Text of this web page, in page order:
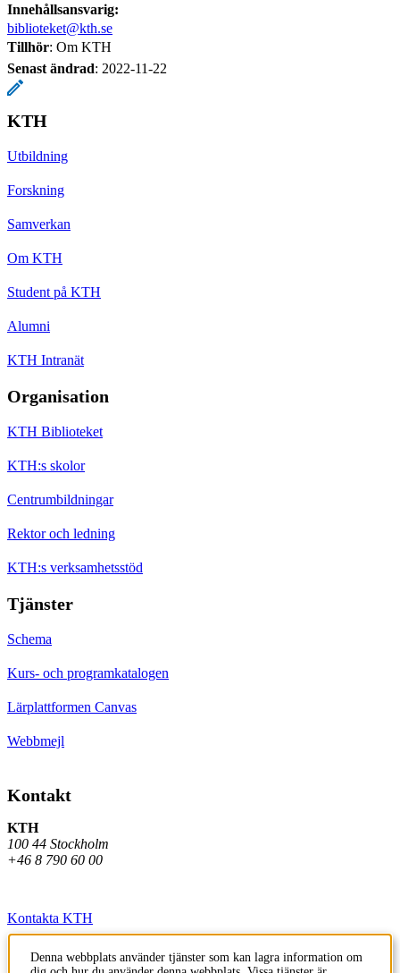
Innehållsansvarig:
biblioteket@kth.se
Tillhör: Om KTH
Senast ändrad: 2022-11-22
KTH
Utbildning
Forskning
Samverkan
Om KTH
Student på KTH
Alumni
KTH Intranät
Organisation
KTH Biblioteket
KTH:s skolor
Centrumbildningar
Rektor och ledning
KTH:s verksamhetsstöd
Tjänster
Schema
Kurs- och programkatalogen
Lärplattformen Canvas
Webbmejl
Kontakt
KTH
100 44 Stockholm
+46 8 790 60 00
Kontakta KTH
Jobba på KTH
Denna webbplats använder tjänster som kan lagra information om